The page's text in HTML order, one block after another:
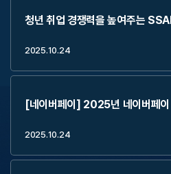
청년 취업 경쟁력을 높여주는
2025.10.24
[네이버페이] 2025년 네이버페이
2025.10.24